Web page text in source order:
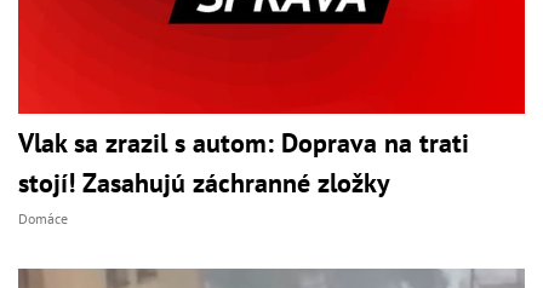
Vlak sa zrazil s autom: Doprava na trati
stojí! Zasahujú záchranné zložky
Domáce